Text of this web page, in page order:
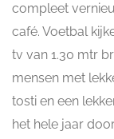
compleet
café. Voetbal
tv van 1.30 mtr
mensen met
tosti en een
het hele jaar